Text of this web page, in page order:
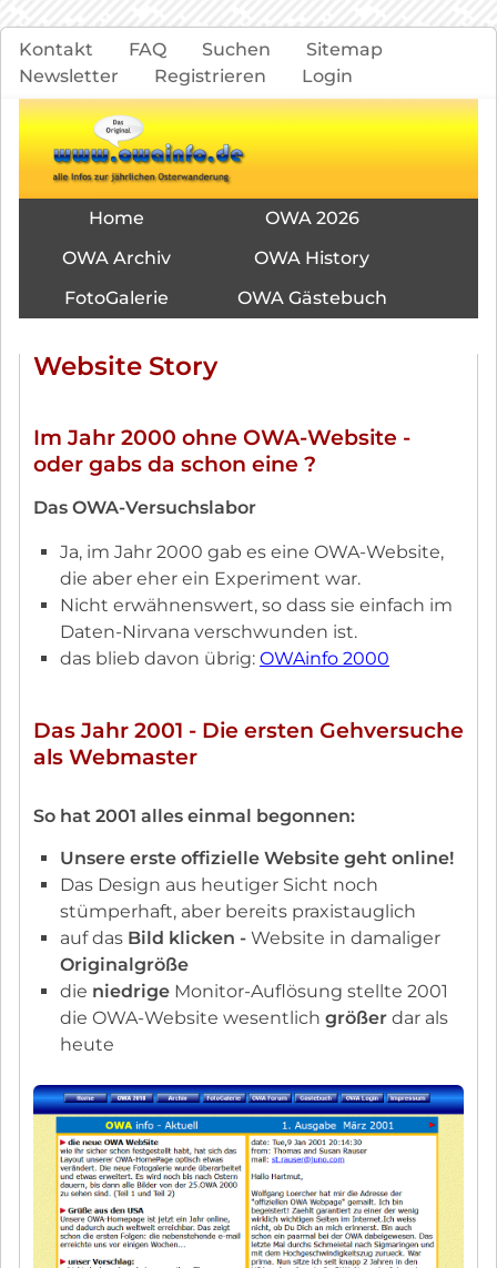
Navigation
überspringen
Kontakt FAQ Suchen
Sitemap
Newsletter
Registrieren Login
NavigationHome
OWA 2026
OWA Archiv
OWA History
FotoGalerie
OWA Gästebuch
Website Story
Im Jahr 2000 ohne OWA-Website -
oder gabs da schon eine ?
Das OWA-Versuchslabor
Ja, im Jahr 2000 gab es eine OWA-Website,
die aber eher ein Experiment war.
Nicht erwähnenswert, so dass sie einfach im
Daten-Nirvana verschwunden ist.
das blieb davon übrig: OWAinfo 2000
Das Jahr 2001 - Die ersten Gehversuche
als Webmaster
So hat 2001 alles einmal begonnen:
Unsere erste offizielle Website geht online!
Das Design aus heutiger Sicht noch
stümperhaft, aber bereits praxistauglich
auf das Bild klicken - Website in damaliger
Originalgröße
die niedrige Monitor-Auflösung stellte 2001
die OWA-Website wesentlich größer dar als
heute